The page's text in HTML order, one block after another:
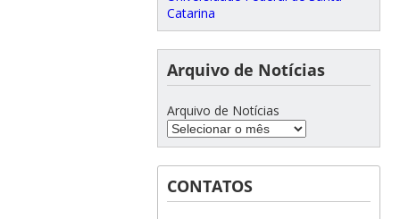
Catarina
Arquivo de Notícias
Arquivo de Notícias
CONTATOS